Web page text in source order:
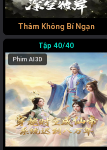
Thâm Không Bỉ Ngạn
40/40
Phim AI 3D